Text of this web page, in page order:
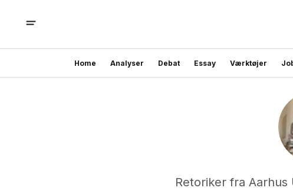
Home Analyser Debat Essay Værktøjer
Retoriker fra